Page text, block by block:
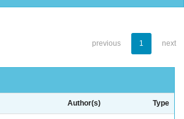
previous 1 next
Author(s) Type